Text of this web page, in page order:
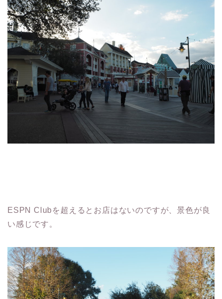
ESPN Clubを超えるとお店はないのですが、景色が良
い感じです。